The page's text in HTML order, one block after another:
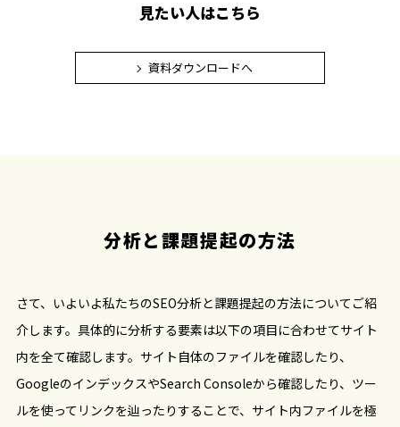
見たい人はこちら
資料ダウンロードへ
分析と課題提起の方法
さて、いよいよ私たちのSEO分析と課題提起の方法についてご紹
介します。具体的に分析する要素は以下の項目に合わせてサイト
内を全て確認します。サイト自体のファイルを確認したり、
GoogleのインデックスやSearch Consoleから確認したり、ツー
ルを使ってリンクを辿ったりすることで、サイト内ファイルを極